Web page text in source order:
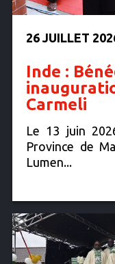
26 JUILLET
Inde :
Carmeli
Le 13 juin
Province de
Lumen...